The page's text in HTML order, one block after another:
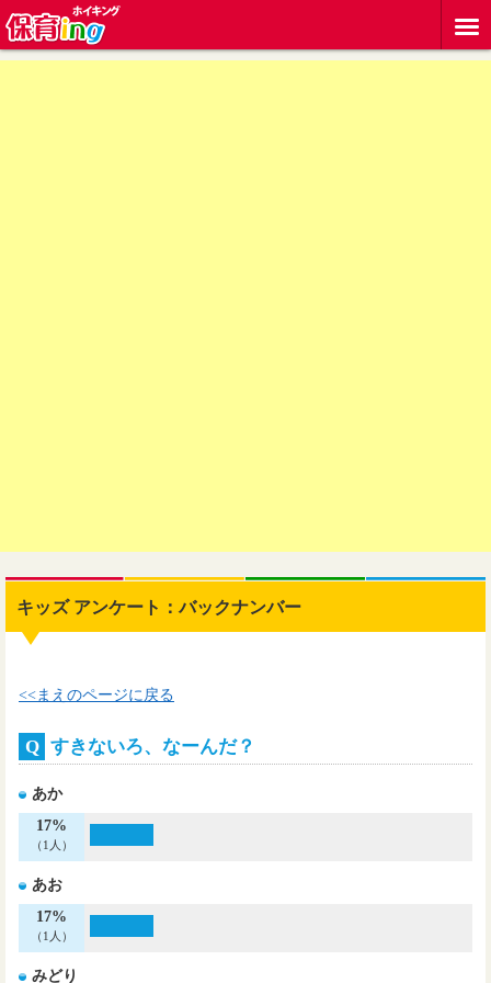
キッズ アンケート：バックナンバー
<<まえのページに戻る
Q すきないろ、なーんだ？
あか
17%
（1人）
あお
17%
（1人）
みどり